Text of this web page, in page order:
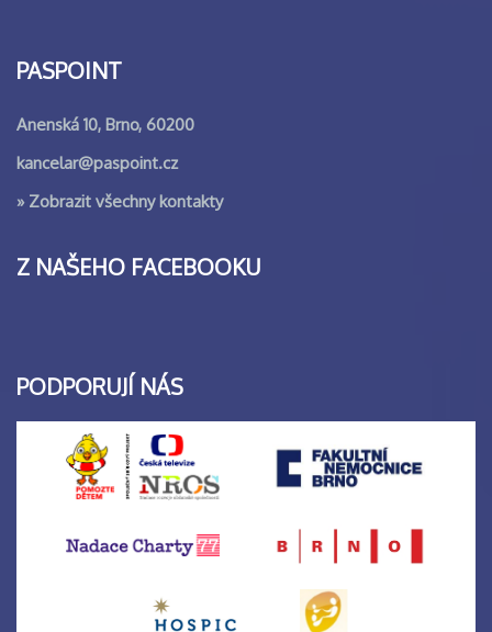
PASPOINT
Anenská 10, Brno, 60200
kancelar@paspoint.cz
» Zobrazit všechny kontakty
Z NAŠEHO FACEBOOKU
PODPORUJÍ NÁS